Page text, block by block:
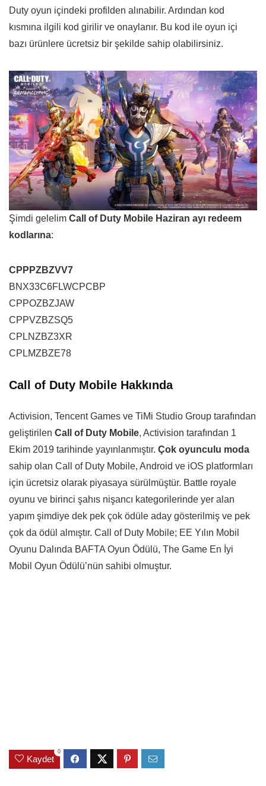
Duty oyun içindeki profilden alınabilir. Ardından kod
kısmına ilgili kod girilir ve onaylanır. Bu kod ile oyun içi
bazı ürünlere ücretsiz bir şekilde sahip olabilirsiniz.
Şimdi gelelim Call of Duty Mobile Haziran ayı redeem
kodlarına:
CPPPZBZVV7
BNX33C6FLWCPCBP
CPPOZBZJAW
CPPVZBZSQ5
CPLNZBZ3XR
CPLMZBZE78
Call of Duty Mobile Hakkında
Activision, Tencent Games ve TiMi Studio Group tarafından
geliştirilen Call of Duty Mobile, Activision tarafından 1
Ekim 2019 tarihinde yayınlanmıştır. Çok oyunculu moda
sahip olan Call of Duty Mobile, Android ve iOS platformları
için ücretsiz olarak piyasaya sürülmüştür. Battle royale
oyunu ve birinci şahıs nişancı kategorilerinde yer alan
yapım şimdiye dek pek çok ödüle aday gösterilmiş ve pek
çok da ödül almıştır. Call of Duty Mobile; EE Yılın Mobil
Oyunu Dalında BAFTA Oyun Ödülü, The Game En İyi
Mobil Oyun Ödülü’nün sahibi olmuştur.
Kaydet
0